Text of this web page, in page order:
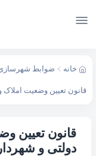
خانه ضوابط
قانون تعیین وضعیت
قانون تعیین
دولتی و